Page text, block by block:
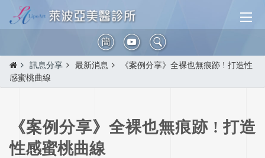
簡
訊息分享 最新消息
《案例分享》全裸也無痕跡 ! 打造性
感蜜桃曲線
《案例分享》全裸也無痕跡 ! 打造
性感蜜桃曲線